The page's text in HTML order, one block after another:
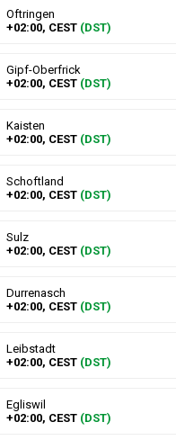
Oftringen
+02:00, CEST (DST)
Gipf-Oberfrick
+02:00, CEST (DST)
Kaisten
+02:00, CEST (DST)
Schoftland
+02:00, CEST (DST)
Sulz
+02:00, CEST (DST)
Durrenasch
+02:00, CEST (DST)
Leibstadt
+02:00, CEST (DST)
Egliswil
+02:00, CEST (DST)